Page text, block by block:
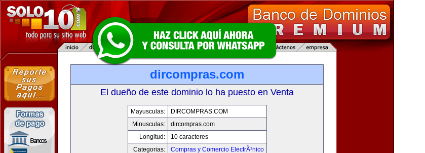
dircompras.com
El dueño de este dominio lo ha puesto en Venta
Mayusculas:
DIRCOMPRAS.COM
Minusculas:
dircompras.com
Longitud:
10 caracteres
Categorias:
Compras y Comercio ElectrÃ³nico